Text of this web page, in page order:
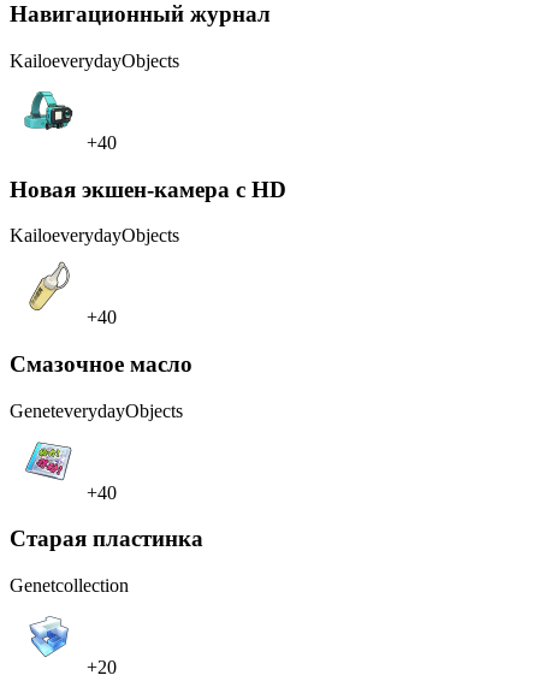
Навигационный журнал
KailoeverydayObjects
+40
Новая экшен-камера с HD
KailoeverydayObjects
+40
Смазочное масло
GeneteverydayObjects
+40
Старая пластинка
Genetcollection
+20